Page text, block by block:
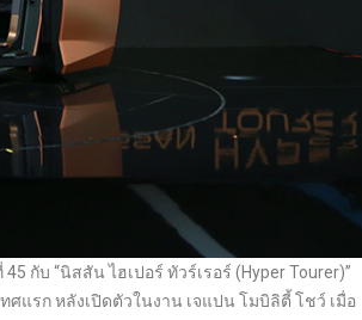
กับ “นิสสัน ไฮเปอร์ ทัวร์เรอร์ (Hyper Tourer)”
รก หลังเปิดตัวในงาน เจแปน โมบิลิตี้ โชว์ เมื่อ